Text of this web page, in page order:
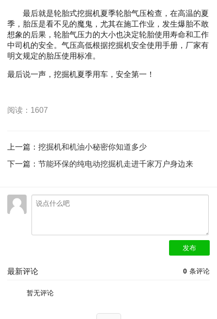
最后就是轮胎式挖掘机夏季轮胎气压检查，在高温的夏
季，胎压是看不见的魔鬼，尤其在施工作业，发生爆胎不敢
想象的后果，轮胎气压力的大小也决定轮胎使用寿命和工作
中司机的安全。气压高低根据挖掘机安全使用手册，厂家有
明文规定的胎压使用标准。
最后说一声，挖掘机夏季用车，安全第一！
阅读：1607
上一篇： 挖掘机和机油小秘密你知道多少
下一篇： 节能环保的纯电动挖掘机走进千家万户身边来
发布
0 条评论
最新评论
暂无评论